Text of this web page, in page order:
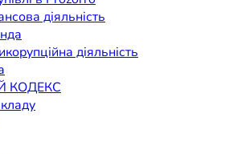
діяльність
діяльність
КОДЕКС